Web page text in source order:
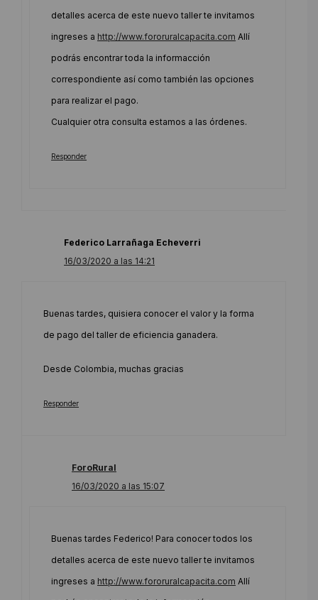
detalles acerca de este nuevo taller te invitamos
ingreses a http://www.fororuralcapacita.com Allí
podrás encontrar toda la informacción
correspondiente así como también las opciones
para realizar el pago.
Cualquier otra consulta estamos a las órdenes.
Responder
Federico Larrañaga Echeverri
16/03/2020 a las 14:21
Buenas tardes, quisiera conocer el valor y la forma
de pago del taller de eficiencia ganadera.
Desde Colombia, muchas gracias
Responder
ForoRural
16/03/2020 a las 15:07
Buenas tardes Federico! Para conocer todos los
detalles acerca de este nuevo taller te invitamos
ingreses a http://www.fororuralcapacita.com Allí